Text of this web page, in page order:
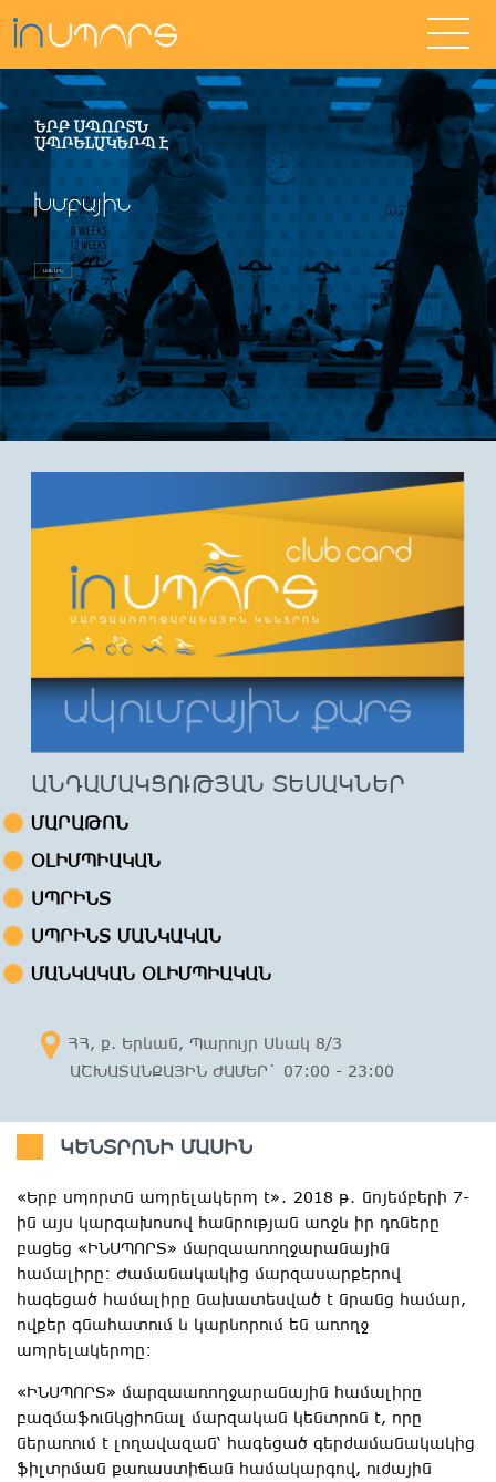
ԱՎԵԼԻՆ
ԱՆԴԱՄԱԿՑՈՒԹՅԱՆ ՏԵՍԱԿՆԵՐ
ՄԱՐԱԹՈՆ
ՕԼԻՄՊԻԱԿԱՆ
ՍՊՐԻՆՏ
ՍՊՐԻՆՏ ՄԱՆԿԱԿԱՆ
ՄԱՆԿԱԿԱՆ ՕԼԻՄՊԻԱԿԱՆ
ՀՀ, ք. Երևան, Պարույր Սևակ 8/3
ԱՇԽԱՏԱՆՔԱՅԻՆ ԺԱՄԵՐ` 07:00 - 23:00
ԿԵՆՏՐՈՆԻ ՄԱՍԻՆ
«Երբ սպորտն ապրելակերպ է»․ 2018 թ․ նոյեմբերի 7-
ին այս կարգախոսով հանրության առջև իր դռները
բացեց «ԻՆՍՊՈՐՏ» մարզաառողջարանային
համալիրը։ Ժամանակակից մարզասարքերով
հագեցած համալիրը նախատեսված է նրանց համար,
ովքեր գնահատում և կարևորում են առողջ
ապրելակերպը։
«ԻՆՍՊՈՐՏ» մարզաառողջարանային համալիրը
բազմաֆունկցիոնալ մարզական կենտրոն է, որը
ներառում է լողավազան՝ հագեցած գերժամանակակից
ֆիլտրման քառաստիճան համակարգով, ուժային